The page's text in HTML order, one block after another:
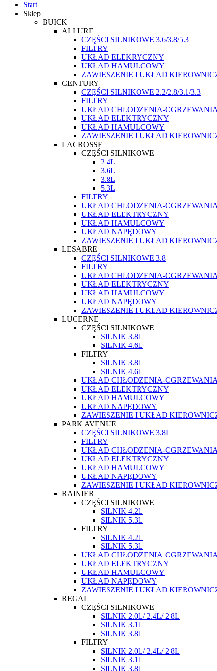
Start
Sklep
BUICK
ALLURE
CZĘŚCI SILNIKOWE 3.6/3.8/5.3
FILTRY
UKŁAD ELEKRYCZNY
UKŁAD HAMULCOWY
ZAWIESZENIE I UKŁAD
CENTURY
CZĘŚCI SILNIKOWE 2.2/2.8/3.1/3.3
FILTRY
UKŁAD CHŁODZENIA-OGRZEWANIA
UKŁAD ELEKTRYCZNY
UKŁAD HAMULCOWY
ZAWIESZENIE I UKŁAD
LACROSSE
CZĘŚCI SILNIKOWE
2.4L
3.6L
3.8L
5.3L
FILTRY
UKŁAD CHŁODZENIA-OGRZEWANIA
UKŁAD ELEKTRYCZNY
UKŁAD HAMULCOWY
UKŁAD NAPĘDOWY
ZAWIESZENIE I UKŁAD
LESABRE
CZĘŚCI SILNIKOWE 3.8
FILTRY
UKŁAD CHŁODZENIA-OGRZEWANIA
UKŁAD ELEKTRYCZNY
UKŁAD HAMULCOWY
UKŁAD NAPĘDOWY
ZAWIESZENIE I UKŁAD
LUCERNE
CZĘŚCI SILNIKOWE
SILNIK 3.8L
SILNIK 4.6L
FILTRY
SILNIK 3.8L
SILNIK 4.6L
UKŁAD CHŁODZENIA-OGRZEWANIA
UKŁAD ELEKTRYCZNY
UKŁAD HAMULCOWY
UKŁAD NAPĘDOWY
ZAWIESZENIE I UKŁAD
PARK AVENUE
CZĘŚCI SILNIKOWE 3.8L
FILTRY
UKŁAD CHŁODZENIA-OGRZEWANIA
UKŁAD ELEKTRYCZNY
UKŁAD HAMULCOWY
UKŁAD NAPĘDOWY
ZAWIESZENIE I UKŁAD
RAINIER
CZĘŚCI SILNIKOWE
SILNIK 4.2L
SILNIK 5.3L
FILTRY
SILNIK 4.2L
SILNIK 5.3L
UKŁAD CHŁODZENIA-OGRZEWANIA
UKŁAD ELEKTRYCZNY
UKŁAD HAMULCOWY
UKŁAD NAPĘDOWY
ZAWIESZENIE I UKŁAD
REGAL
CZĘŚCI SILNIKOWE
SILNIK 2.0L/ 2.4L/ 2.8L
SILNIK 3.1L
SILNIK 3.8L
FILTRY
SILNIK 2.0L/ 2.4L/ 2.8L
SILNIK 3.1L
SILNIK 3.8L